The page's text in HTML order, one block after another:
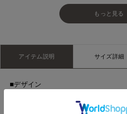
もっと見る
アイテム説明 サイズ詳細
■デザイン
っきりデザイン。トップスはタック